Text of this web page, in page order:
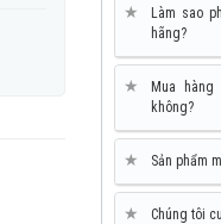
★
Làm sao
hãng?
★
Mua
không?
★ Sản phẩm
★ Chúng tôi